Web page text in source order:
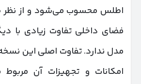
اطلس محسوب می‌شود و از نظر
فضای داخلی تفاوت زیادی با
مدل ندارد. تفاوت اصلی این
امکانات و تجهیزات آن